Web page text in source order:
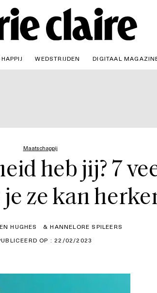
WEDSTRIJDEN DIGITAAL
Maatschappij
heb jij? 7
je ze kan
HUGHES
& HANNELORE SPILEERS
OP : 22/02/2023